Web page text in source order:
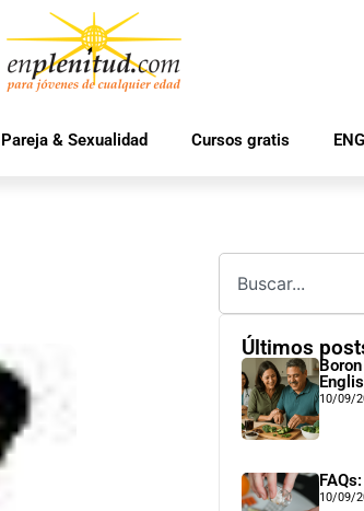
Pareja & Sexualidad Cursos gratis ENG
Últimos
10/09/
10/09/